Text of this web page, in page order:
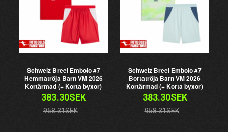
Schweiz Breel Embolo #7
Hemmatröja Barn VM 2026
Kortärmad (+ Korta byxor)
383.30SEK
958.31SEK
Schweiz Breel Embolo #7
Bortatröja Barn VM 2026
Kortärmad (+ Korta byxor)
383.30SEK
958.31SEK